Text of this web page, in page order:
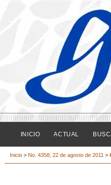
INICIO ACTUAL
Inicio > No. 4358, 22 de agosto de 2011 >